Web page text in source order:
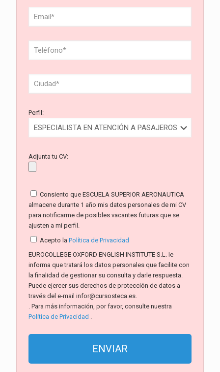
Perfil:
Adjunta tu CV:
Consiento que ESCUELA SUPERIOR AERONAUTICA
almacene durante 1 año mis datos personales de mi CV
para notificarme de posibles vacantes futuras que se
ajusten a mi perfil.
Acepto la Política de Privacidad
EUROCOLLEGE OXFORD ENGLISH INSTITUTE S.L. le
informa que tratará los datos personales que facilite con
la finalidad de gestionar su consulta y darle respuesta.
Puede ejercer sus derechos de protección de datos a
través del e-mail infor@cursosteca.es.
. Para más información, por favor, consulte nuestra
Política de Privacidad .